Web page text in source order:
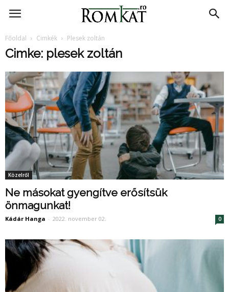
RomKat.ro
Főoldal Cimkék Plesek zoltán
Cimke: plesek zoltán
Közelről
Ne másokat gyengítve erősítsük
önmagunkat!
Kádár Hanga - 2022. november 02. 0